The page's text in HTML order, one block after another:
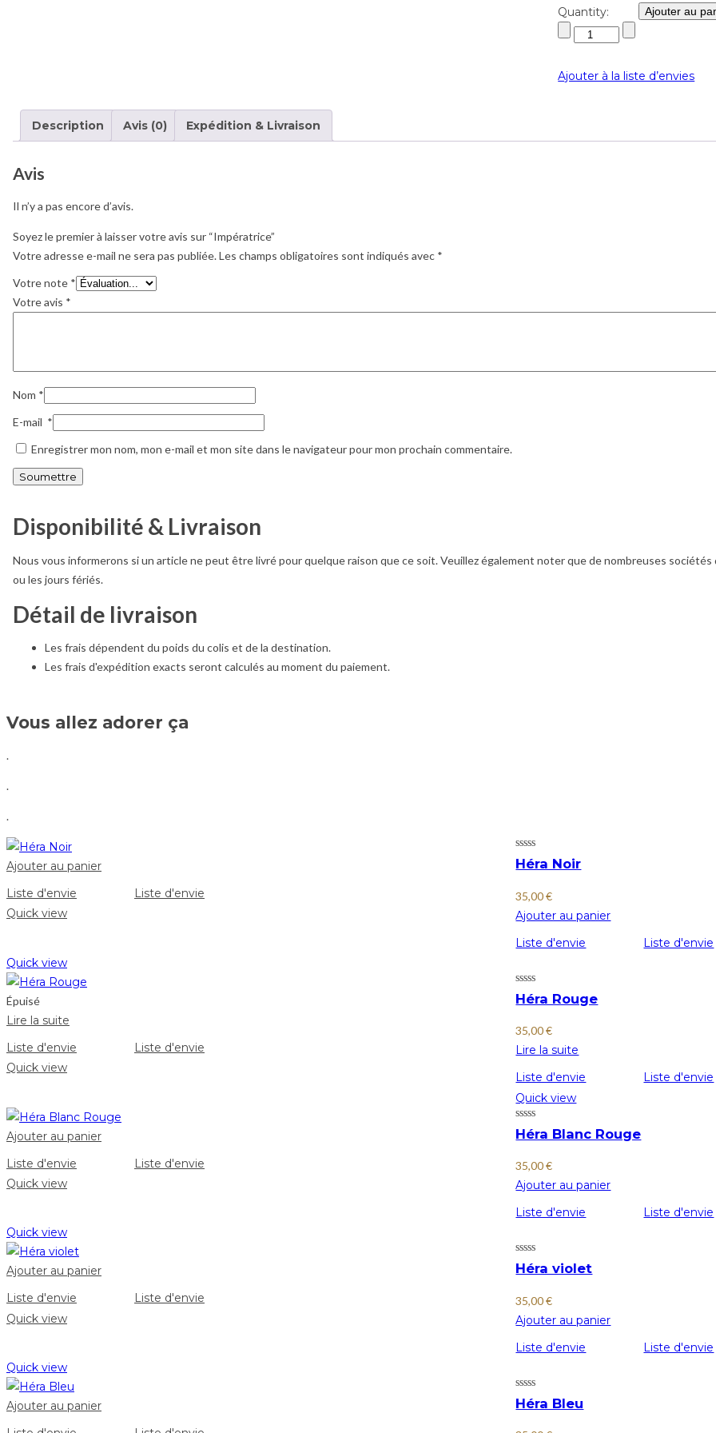
Quantity: Ajouter au
Ajouter à la liste d’envies
Description Avis (0) Expédition & Livraison
Avis
Il n’y a pas encore d’avis.
Soyez le premier à laisser votre avis sur “Impératrice”
Votre adresse e-mail ne sera pas publiée.Les champs obligatoires sont indiqués avec *
Votre note *
Votre avis *
Nom *
E-mail *
Enregistrer mon nom, mon e-mail et mon site dans le navigateur pour mon prochain commentaire.
Disponibilité & Livraison
Nous vous informerons si un article ne peut être livré pour quelque raison que ce soit. Veuillez également noter que de nombreuses
ou les jours fériés.
Détail de livraison
Les frais dépendent du poids du colis et de la destination.
Les frais d'expédition exacts seront calculés au moment du paiement.
Vous allez adorer ça
.
.
.
Ajouter au panier
Liste d'envie
Liste d'envie
Quick view
Héra Noir
35,00€
Ajouter au panier
Liste d'envie
Liste d'envie
Quick view
Épuisé
Lire la suite
Liste d'envie
Liste d'envie
Quick view
Héra Rouge
35,00€
Lire la suite
Liste d'envie
Liste d'envie
Quick view
Ajouter au panier
Liste d'envie
Liste d'envie
Quick view
Héra Blanc Rouge
35,00€
Ajouter au panier
Liste d'envie
Liste d'envie
Quick view
Ajouter au panier
Liste d'envie
Liste d'envie
Quick view
Héra violet
35,00€
Ajouter au panier
Liste d'envie
Liste d'envie
Quick view
Ajouter au panier
Héra Bleu